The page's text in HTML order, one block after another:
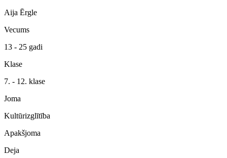
Aija Ērgle
Vecums
13 - 25 gadi
Klase
7. - 12. klase
Joma
Kultūrizglītība
Apakšjoma
Deja